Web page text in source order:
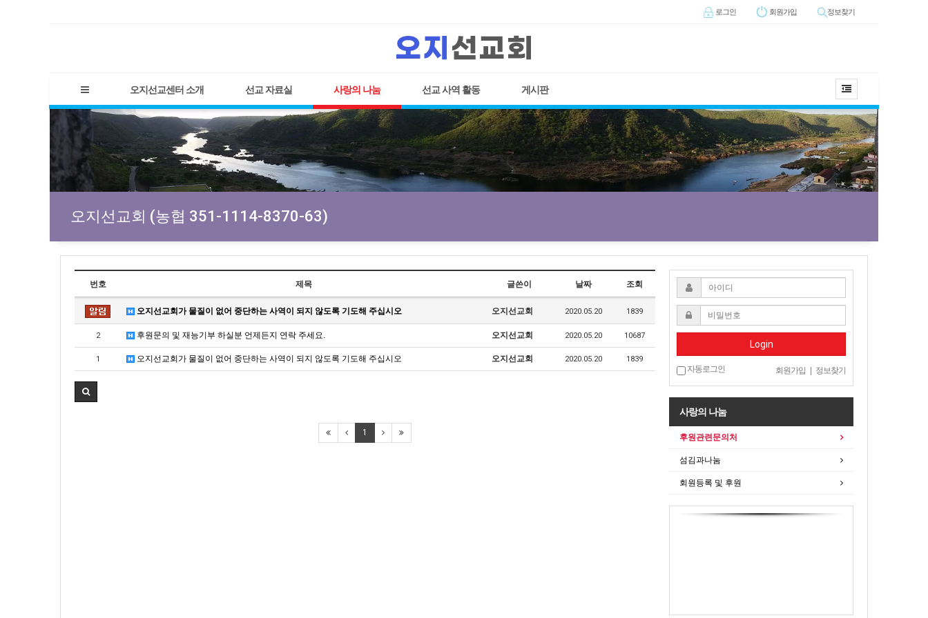
로그인 회원가입 정보찾기
오지선교센터 소개 선교 자료실 사랑의 나눔 선교 사역 활동 게시판
오지선교회 (농협 351-1114-8370-63)
번호 제목 글쓴이 날짜 조회
오지선교회가 물질이 없어 중단하는 사역이 되지 않도록 기도해 주십시오 오지선교회 2020.05.20 1839
2 후원문의 및 재능기부 하실분 언제든지 연락 주세요. 오지선교회 2020.05.20 10687
1 오지선교회가 물질이 없어 중단하는 사역이 되지 않도록 기도해 주십시오 오지선교회 2020.05.20 1839
1
Login
자동로그인 회원가입 정보찾기
사랑의 나눔
후원관련문의처
섬김과나눔
회원등록 및 후원